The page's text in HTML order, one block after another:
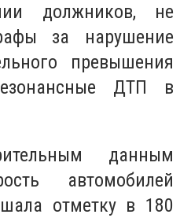
должников, не
за нарушение
превышения
ДТП в
данным
автомобилей
отметку в 180